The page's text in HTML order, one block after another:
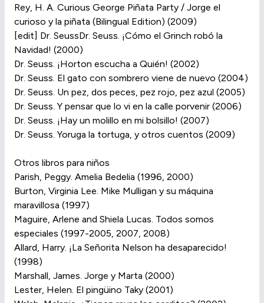
Rey, H. A. Curious George Piñata Party / Jorge el
curioso y la piñata (Bilingual Edition) (2009)
[edit] Dr. SeussDr. Seuss. ¡Cómo el Grinch robó la
Navidad! (2000)
Dr. Seuss. ¡Horton escucha a Quién! (2002)
Dr. Seuss. El gato con sombrero viene de nuevo (2004)
Dr. Seuss. Un pez, dos peces, pez rojo, pez azul (2005)
Dr. Seuss. Y pensar que lo vi en la calle porvenir (2006)
Dr. Seuss. ¡Hay un molillo en mi bolsillo! (2007)
Dr. Seuss. Yoruga la tortuga, y otros cuentos (2009)
Otros libros para niños
Parish, Peggy. Amelia Bedelia (1996, 2000)
Burton, Virginia Lee. Mike Mulligan y su máquina
maravillosa (1997)
Maguire, Arlene and Shiela Lucas. Todos somos
especiales (1997-2005, 2007, 2008)
Allard, Harry. ¡La Señorita Nelson ha desaparecido!
(1998)
Marshall, James. Jorge y Marta (2000)
Lester, Helen. El pingüino Taky (2001)